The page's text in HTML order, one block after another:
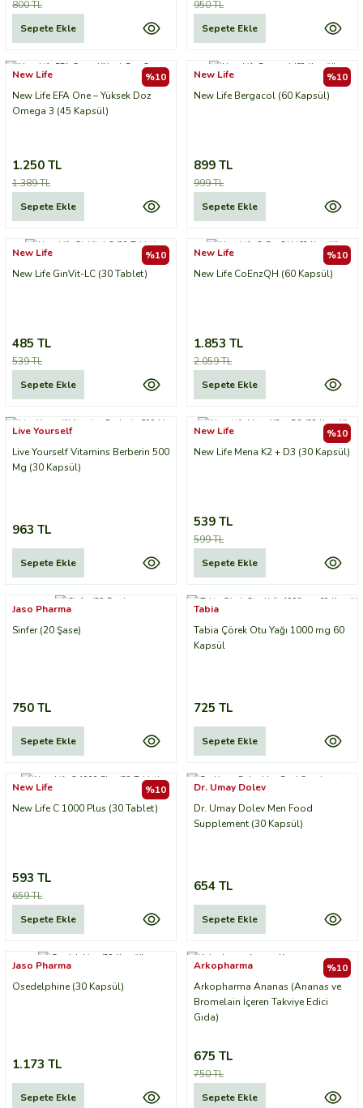
800 TL
Sepete Ekle
950 TL
Sepete Ekle
%10
New Life
New Life EFA One – Yüksek Doz
Omega 3 (45 Kapsül)
1.250 TL
1.389 TL
Sepete Ekle
%10
New Life
New Life Bergacol (60 Kapsül)
899 TL
999 TL
Sepete Ekle
%10
New Life
New Life GinVit-LC (30 Tablet)
485 TL
539 TL
Sepete Ekle
%10
New Life
New Life CoEnzQH (60 Kapsül)
1.853 TL
2.059 TL
Sepete Ekle
Live Yourself
Live Yourself Vitamins Berberin 500
Mg (30 Kapsül)
963 TL
Sepete Ekle
%10
New Life
New Life Mena K2 + D3 (30 Kapsül)
539 TL
599 TL
Sepete Ekle
Jaso Pharma
Sinfer (20 Şase)
750 TL
Sepete Ekle
Tabia
Tabia Çörek Otu Yağı 1000 mg 60
Kapsül
725 TL
Sepete Ekle
%10
New Life
New Life C 1000 Plus (30 Tablet)
593 TL
659 TL
Sepete Ekle
Dr. Umay Dolev
Dr. Umay Dolev Men Food
Supplement (30 Kapsül)
654 TL
Sepete Ekle
Jaso Pharma
Osedelphine (30 Kapsül)
1.173 TL
Sepete Ekle
%10
Arkopharma
Arkopharma Ananas (Ananas ve
Bromelain İçeren Takviye Edici
Gıda)
675 TL
750 TL
Sepete Ekle